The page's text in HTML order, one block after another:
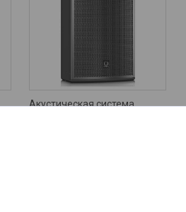
Акустическая система